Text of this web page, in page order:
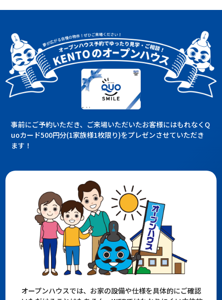
事前にご予約いただき、ご来場いただいたお客様にはもれなくQ
uoカード500円分(1家族様1枚限り)をプレゼンさせていただき
ます！
オープンハウスでは、お家の設備や仕様を具体的にご確認